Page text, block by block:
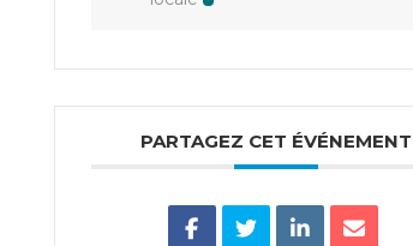
PARTAGEZ CET ÉVÉNEMENT